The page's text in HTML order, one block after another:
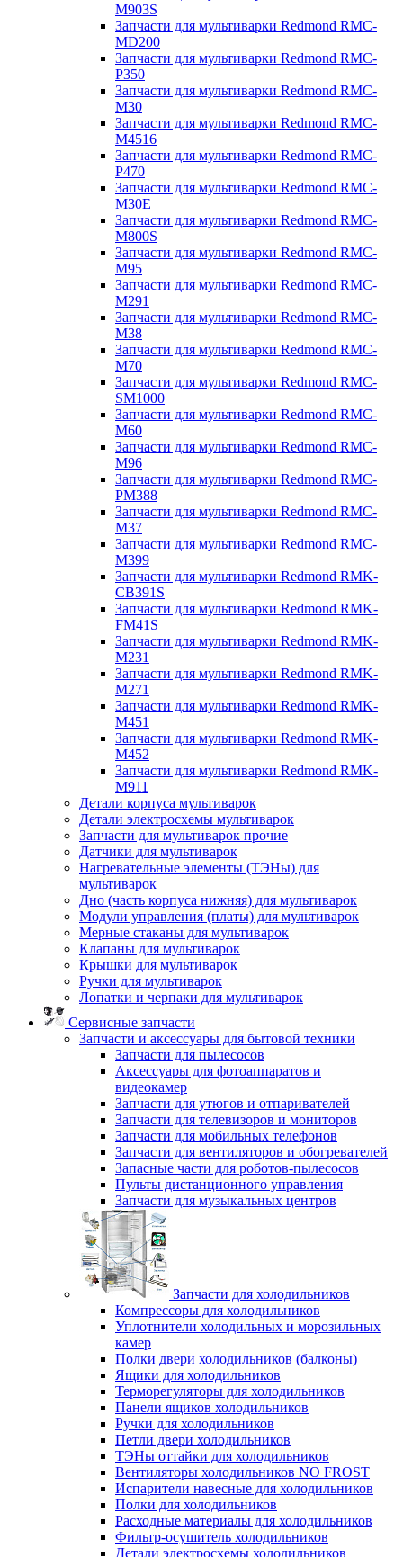
M903S
Запчасти для мультиварки Redmond RMC-
MD200
Запчасти для мультиварки Redmond RMC-
P350
Запчасти для мультиварки Redmond RMC-
M30
Запчасти для мультиварки Redmond RMC-
M4516
Запчасти для мультиварки Redmond RMC-
P470
Запчасти для мультиварки Redmond RMC-
M30E
Запчасти для мультиварки Redmond RMC-
M800S
Запчасти для мультиварки Redmond RMC-
M95
Запчасти для мультиварки Redmond RMC-
M291
Запчасти для мультиварки Redmond RMC-
M38
Запчасти для мультиварки Redmond RMC-
M70
Запчасти для мультиварки Redmond RMC-
SM1000
Запчасти для мультиварки Redmond RMC-
M60
Запчасти для мультиварки Redmond RMC-
M96
Запчасти для мультиварки Redmond RMC-
PM388
Запчасти для мультиварки Redmond RMC-
M37
Запчасти для мультиварки Redmond RMC-
M399
Запчасти для мультиварки Redmond RMK-
CB391S
Запчасти для мультиварки Redmond RMK-
FM41S
Запчасти для мультиварки Redmond RMK-
M231
Запчасти для мультиварки Redmond RMK-
M271
Запчасти для мультиварки Redmond RMK-
M451
Запчасти для мультиварки Redmond RMK-
M452
Запчасти для мультиварки Redmond RMK-
M911
Детали корпуса мультиварок
Детали электросхемы мультиварок
Запчасти для мультиварок прочие
Датчики для мультиварок
Нагревательные элементы (ТЭНы) для
мультиварок
Дно (часть корпуса нижняя) для мультиварок
Модули управления (платы) для мультиварок
Мерные стаканы для мультиварок
Клапаны для мультиварок
Крышки для мультиварок
Ручки для мультиварок
Лопатки и черпаки для мультиварок
Сервисные запчасти
Запчасти и аксессуары для бытовой техники
Запчасти для пылесосов
Аксессуары для фотоаппаратов и
видеокамер
Запчасти для утюгов и отпаривателей
Запчасти для телевизоров и мониторов
Запчасти для мобильных телефонов
Запчасти для вентиляторов и обогревателей
Запасные части для роботов-пылесосов
Пульты дистанционного управления
Запчасти для музыкальных центров
Запчасти для холодильников
Компрессоры для холодильников
Уплотнители холодильных и морозильных
камер
Полки двери холодильников (балконы)
Ящики для холодильников
Терморегуляторы для холодильников
Панели ящиков холодильников
Ручки для холодильников
Петли двери холодильников
ТЭНы оттайки для холодильников
Вентиляторы холодильников NO FROST
Испарители навесные для холодильников
Полки для холодильников
Расходные материалы для холодильников
Фильтр-осушитель холодильников
Детали электросхемы холодильников